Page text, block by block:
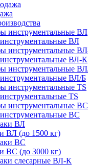
ВЛ
ВЛ-К
ВЛ/Б
TS
ВС
ВЛ (до 1500 кг)
ВС (до 3000 кг)